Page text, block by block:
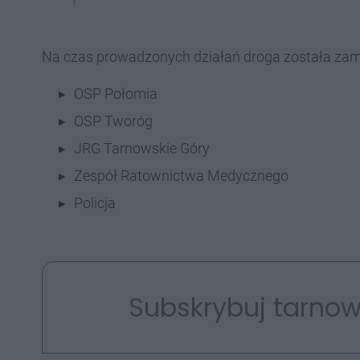
Na czas prowadzonych działań droga została
OSP Połomia
OSP Tworóg
JRG Tarnowskie Góry
Zespół Ratownictwa Medycznego
Policja
Subskrybuj